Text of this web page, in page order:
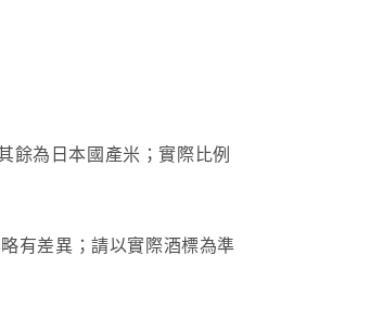
餘為日本國產米；實際比例
有差異；請以實際酒標為準